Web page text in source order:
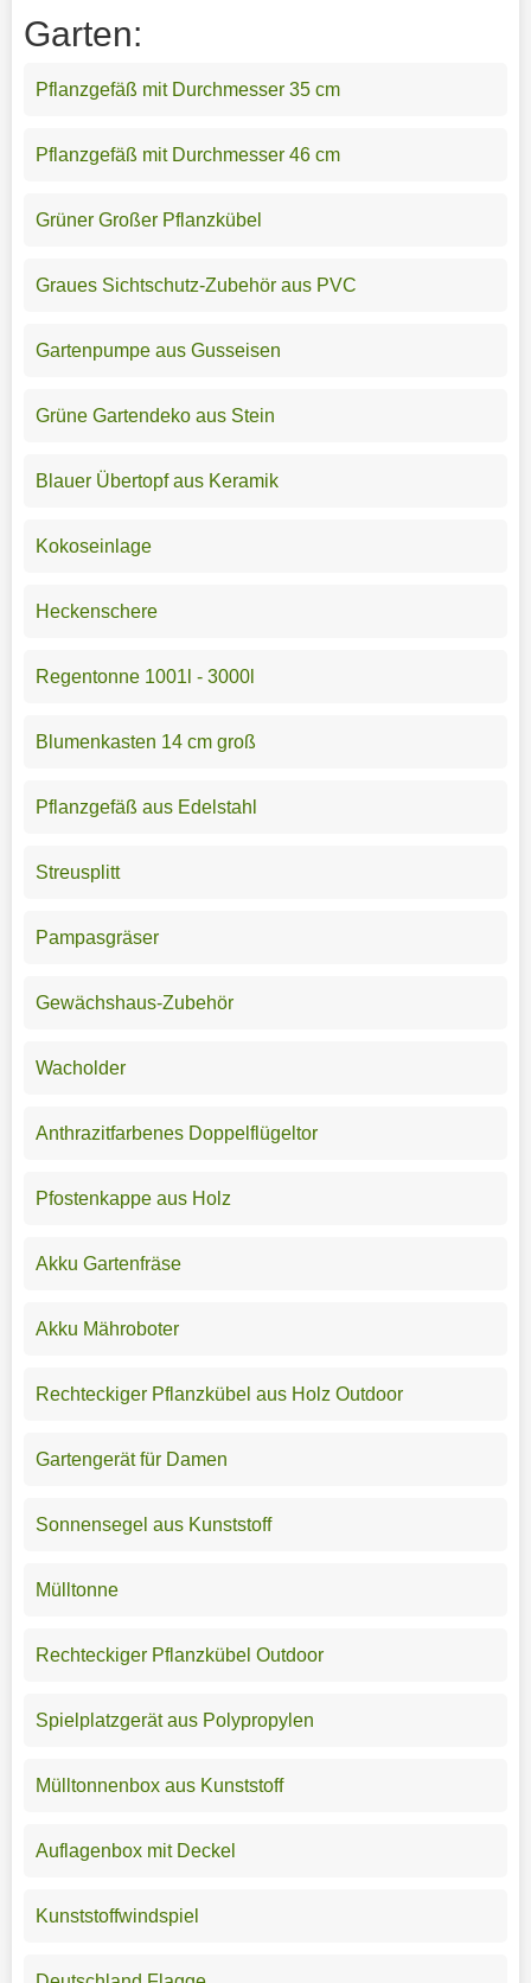
Garten:
Pflanzgefäß mit Durchmesser 35 cm
Pflanzgefäß mit Durchmesser 46 cm
Grüner Großer Pflanzkübel
Graues Sichtschutz-Zubehör aus PVC
Gartenpumpe aus Gusseisen
Grüne Gartendeko aus Stein
Blauer Übertopf aus Keramik
Kokoseinlage
Heckenschere
Regentonne 1001l - 3000l
Blumenkasten 14 cm groß
Pflanzgefäß aus Edelstahl
Streusplitt
Pampasgräser
Gewächshaus-Zubehör
Wacholder
Anthrazitfarbenes Doppelflügeltor
Pfostenkappe aus Holz
Akku Gartenfräse
Akku Mähroboter
Rechteckiger Pflanzkübel aus Holz Outdoor
Gartengerät für Damen
Sonnensegel aus Kunststoff
Mülltonne
Rechteckiger Pflanzkübel Outdoor
Spielplatzgerät aus Polypropylen
Mülltonnenbox aus Kunststoff
Auflagenbox mit Deckel
Kunststoffwindspiel